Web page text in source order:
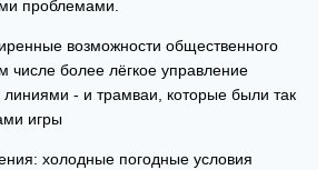
проблемами.
возможности общественного
числе более лёгкое управление
- и трамваи, которые были так
игры
холодные погодные условия